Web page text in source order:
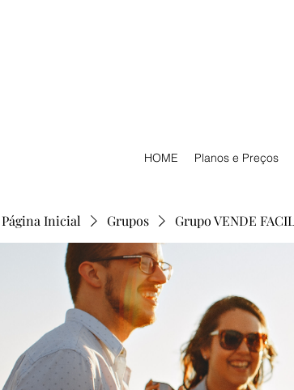
HOME Planos e Preços
Página Inicial Grupos Grupo VENDE FACIL